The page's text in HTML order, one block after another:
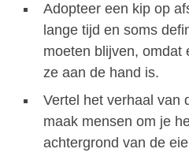
Adopteer een kip op
lange tijd en soms
moeten blijven, omdat
ze aan de hand is.
Vertel het verhaal van
maak mensen om je
achtergrond van de